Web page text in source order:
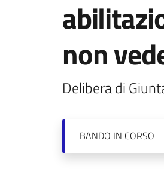
non
Delibera di
BANDO IN CORSO